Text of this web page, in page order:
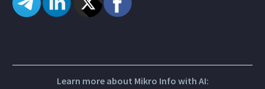
Learn more about Mikro Info with AI: